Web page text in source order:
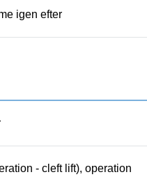
igen efter
- cleft lift), operation